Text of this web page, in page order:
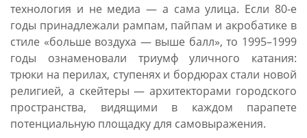
технология и не медиа — а сама улица. Если 80-е
годы принадлежали рампам, пайпам и акробатике в
стиле «больше воздуха — выше балл», то 1995–1999
годы ознаменовали триумф уличного катания:
трюки на перилах, ступенях и бордюрах стали новой
религией, а скейтеры — архитекторами городского
пространства, видящими в каждом парапете
потенциальную площадку для самовыражения.